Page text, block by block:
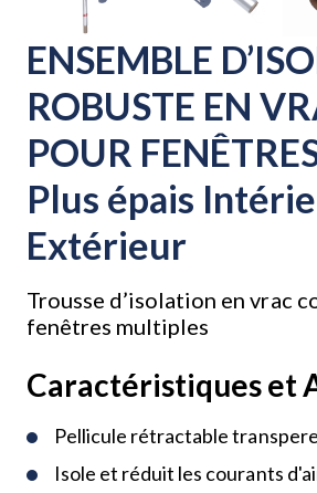
ENSEMBLE
ROBUSTE EN
POUR
Plus épais
Extérieur
Trousse d’isolation en vrac
fenêtres multiples
Caractéristiques et
Pellicule rétractable
Isole et réduit les courants